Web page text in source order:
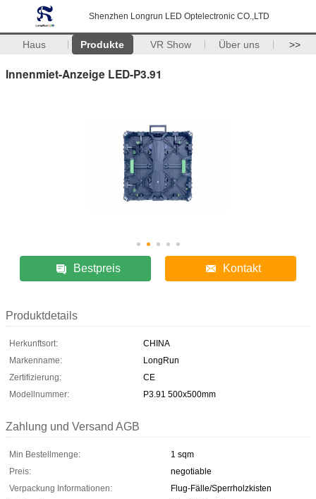
Shenzhen Longrun LED Optelectronic CO.,LTD
Haus Produkte VR Show Über uns >>
Innenmiet-Anzeige LED-P3.91
Bestpreis Kontakt
Produktdetails
Herkunftsort:
CHINA
Markenname:
LongRun
Zertifizierung:
CE
Modellnummer:
P3.91 500x500mm
Zahlung und Versand AGB
Min Bestellmenge:
1 sqm
Preis:
negotiable
Verpackung Informationen:
Flug-Fälle/Sperrholzkisten